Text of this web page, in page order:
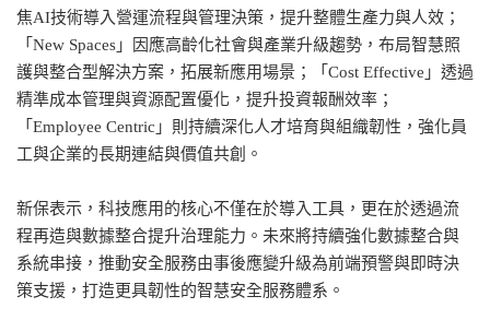
焦AI技術導入營運流程與管理決策，提升整體生產力與人效；
「New Spaces」因應高齡化社會與產業升級趨勢，布局智慧照
護與整合型解決方案，拓展新應用場景；「Cost Effective」透過
精準成本管理與資源配置優化，提升投資報酬效率；
「Employee Centric」則持續深化人才培育與組織韌性，強化員
工與企業的長期連結與價值共創。
新保表示，科技應用的核心不僅在於導入工具，更在於透過流
程再造與數據整合提升治理能力。未來將持續強化數據整合與
系統串接，推動安全服務由事後應變升級為前端預警與即時決
策支援，打造更具韌性的智慧安全服務體系。